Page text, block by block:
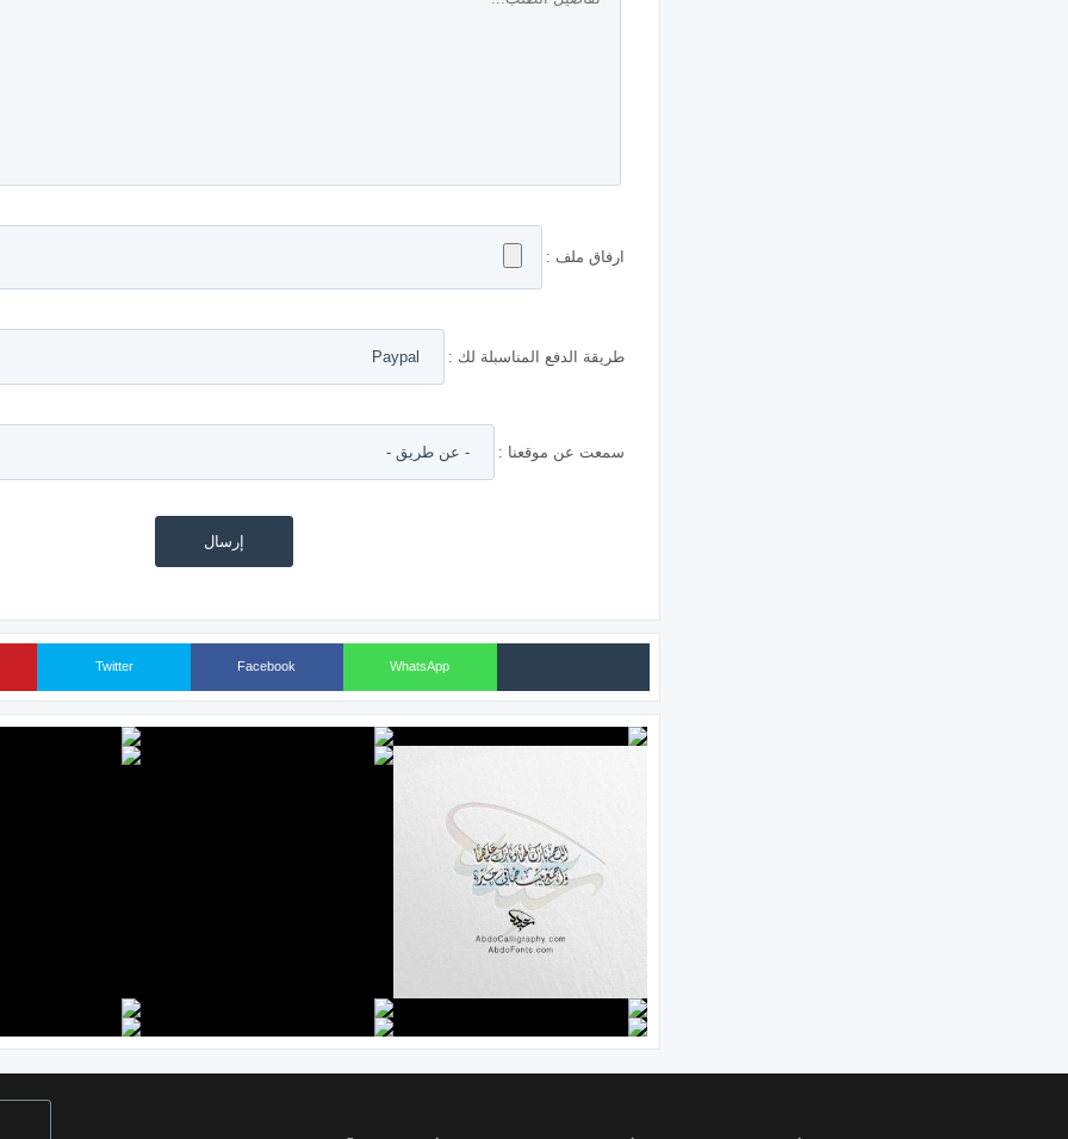
ارفاق ملف :
طريقة الدفع المناسبلة لك :
سمعت عن موقعنا :
WhatsApp
Facebook
Twitter